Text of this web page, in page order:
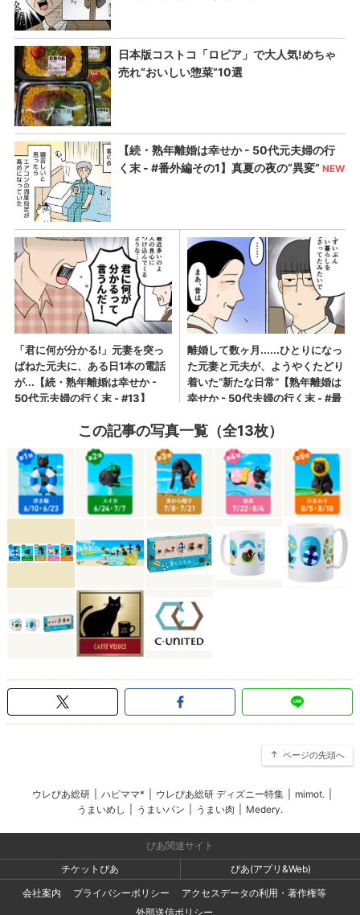
この記事の写真一覧（全13枚）
ページの先頭へ
ウレぴあ総研 ハピママ* ウレぴあ総研 ディズニー特集 mimot.
うまいめし
うまいパン うまい肉 Medery.
ぴあ関連サイト
チケットぴあ
ぴあ(アプリ&Web)
会社案内
プライバシーポリシー
アクセスデータの利用・著作権等
外部送信ポリシー